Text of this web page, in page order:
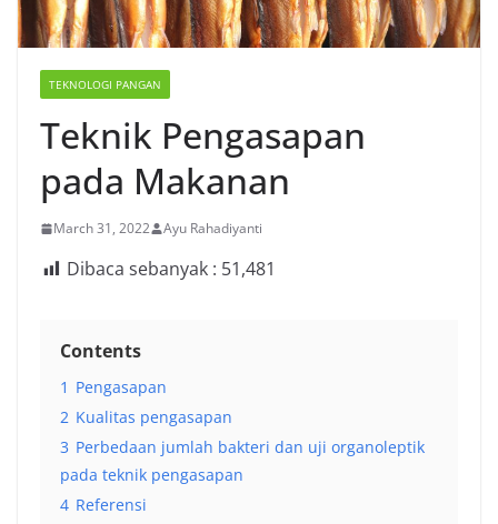
TEKNOLOGI PANGAN
Teknik Pengasapan
pada Makanan
March 31, 2022 Ayu Rahadiyanti
Dibaca sebanyak : 51,481
Contents
1 Pengasapan
2 Kualitas pengasapan
3 Perbedaan jumlah bakteri dan uji organoleptik
pada teknik pengasapan
4 Referensi